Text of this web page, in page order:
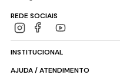
REDE SOCIAIS
INSTITUCIONAL
AJUDA / ATENDIMENTO